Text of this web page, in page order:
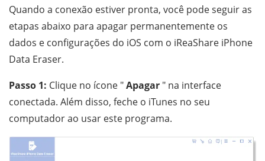
Quando a conexão estiver pronta, você pode seguir as
etapas abaixo para apagar permanentemente os
dados e configurações do iOS com o iReaShare iPhone
Data Eraser.
Passo 1: Clique no ícone "Apagar " na interface
conectada. Além disso, feche o iTunes no seu
computador ao usar este programa.